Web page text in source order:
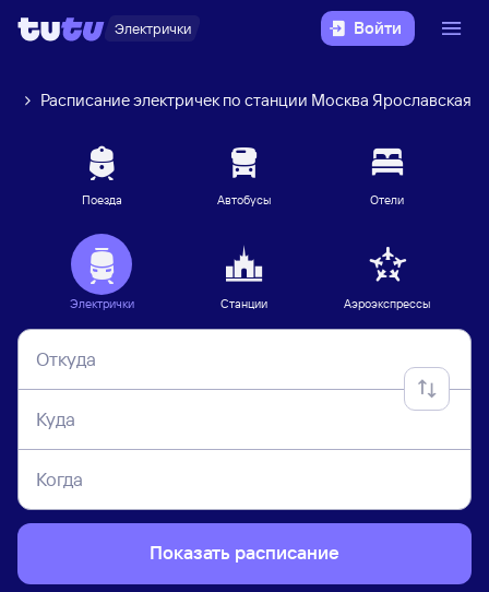
Электрички Войти
Расписание электричек по станции Москва Ярославская
Поезда Автобусы Отели
Электрички Станции Аэроэкспрессы
Откуда
Куда
Когда
Показать расписание